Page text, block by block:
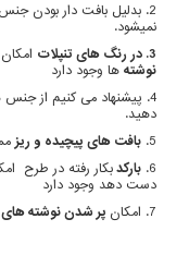
2. بدلیل بافت دار بودن جنس کتان استفاده از رنگ
نمیشود.
3. در رنگ های تنپلات
امکان
نوشته ها وجود دارد
4. پیشنهاد می کنیم از جنس
دهید.
5. بافت های پیچیده و ریز
6. بارکدبکار رفته در طرح
دست دهد وجود دارد
7. امکان
پر شدن نوشته